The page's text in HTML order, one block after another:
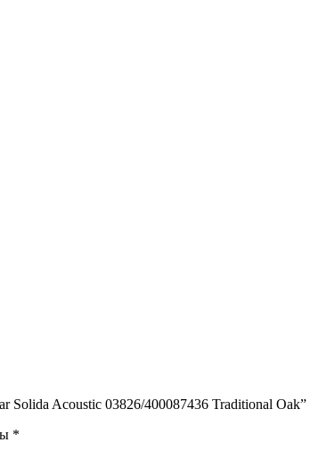
Solida Acoustic 03826/400087436 Traditional Oak”
*